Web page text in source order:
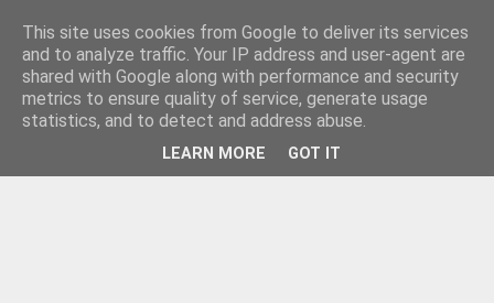
This site uses cookies from Google to deliver its services
and to analyze traffic. Your IP address and user-agent are
shared with Google along with performance and security
metrics to ensure quality of service, generate usage
statistics, and to detect and address abuse.
LEARN MORE GOT IT